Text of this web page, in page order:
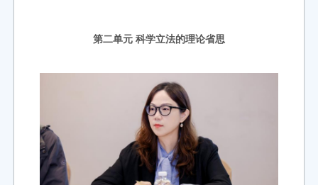
第二单元 科学立法的理论省思